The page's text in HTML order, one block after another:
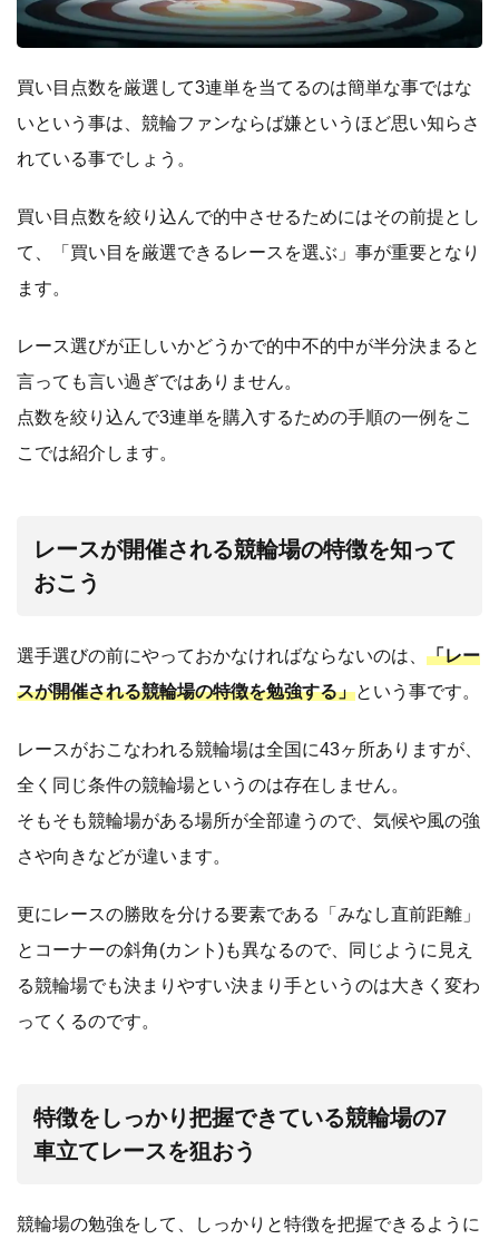
買い目点数を厳選して3連単を当てるのは簡単な事ではな
いという事は、競輪ファンならば嫌というほど思い知らさ
れている事でしょう。
買い目点数を絞り込んで的中させるためにはその前提とし
て、「買い目を厳選できるレースを選ぶ」事が重要となり
ます。
レース選びが正しいかどうかで的中不的中が半分決まると
言っても言い過ぎではありません。
点数を絞り込んで3連単を購入するための手順の一例をこ
こでは紹介します。
レースが開催される競輪場の特徴を知って
おこう
選手選びの前にやっておかなければならないのは、 「レー
スが開催される競輪場の特徴を勉強する」という事です。
レースがおこなわれる競輪場は全国に43ヶ所ありますが、
全く同じ条件の競輪場というのは存在しません。
そもそも競輪場がある場所が全部違うので、気候や風の強
さや向きなどが違います。
更にレースの勝敗を分ける要素である「みなし直前距離」
とコーナーの斜角(カント)も異なるので、同じように見え
る競輪場でも決まりやすい決まり手というのは大きく変わ
ってくるのです。
特徴をしっかり把握できている競輪場の7
車立てレースを狙おう
競輪場の勉強をして、しっかりと特徴を把握できるように